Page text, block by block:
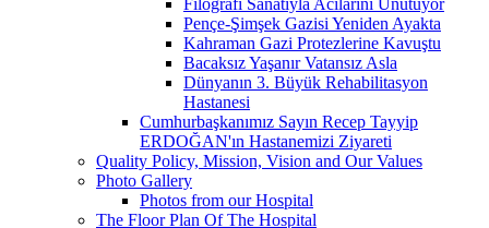
Pençe-Şimşek Gazisi Yeniden Ayakta
Kahraman Gazi Protezlerine Kavuştu
Bacaksız Yaşanır Vatansız Asla
Dünyanın 3. Büyük Rehabilitasyon
Hastanesi
Cumhurbaşkanımız Sayın Recep Tayyip
ERDOĞAN'ın Hastanemizi Ziyareti
Quality Policy, Mission, Vision and Our Values
Photo Gallery
Photos from our Hospital
The Floor Plan Of The Hospital